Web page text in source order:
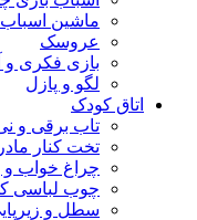
ماشین اسباب
عروسک
بازی فکری
لگو و پازل
اتاق کودک
تاب برقی و
تخت کنار مادر
چراغ خواب و
چوب لباسی
سطل و